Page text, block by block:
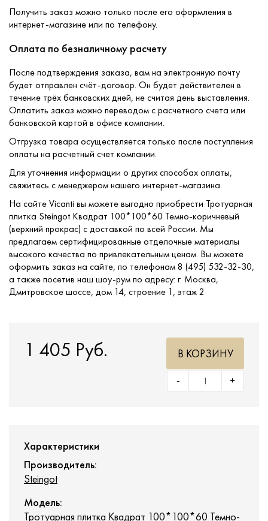
Получить заказ можно только после его оформления в
интернет-магазине или по телефону.
Оплата по безналичному расчету
После подтверждения заказа, вам на электронную почту
будет отправлен счёт-договор. Он будет действителен в
течение трёх банковских дней, не считая день выставления.
Оплатить заказ можно переводом с расчетного счета или
банковской картой в офисе компании.
Отгрузка товара осуществляется только после поступления
оплаты на расчетный счет компании.
Для уточнения информации о других способах оплаты,
свяжитесь с менеджером нашего интернет-магазина.
На сайте Vicanti вы можете выгодно приобрести Тротуарная
плитка Steingot Квадрат 100*100*60 Темно-коричневый
(верхний прокрас) с доставкой по всей России. Мы
предлагаем сертифицированные отделочные материалы
высокого качества по привлекательным ценам. Вы можете
оформить заказ на сайте, по телефонам 8 (495) 532-32-30,
а также посетив наш шоу-рум по адресу: г. Москва,
Дмитровское шоссе, дом 14, строение 1, этаж 2
1 405 Руб.
+
-
В КОРЗИНУ
Характеристики
Производитель:
Steingot
Модель:
Тротуарная плитка Квадрат 100*100*60 Темно-